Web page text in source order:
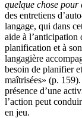
quelque chose
des entretiens
langage, qui dans
aide à l’anticipation
planification et à
langagière
besoin de planifier
maîtrisées» (p.
présence d’une
l’action peut
en jeu.